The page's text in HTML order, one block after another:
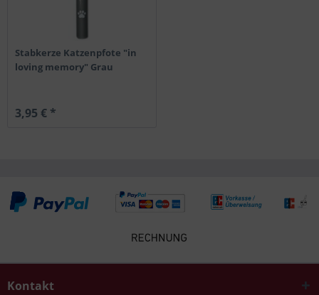
Stabkerze Katzenpfote "in
loving memory" Grau
3,95 € *
Kontakt